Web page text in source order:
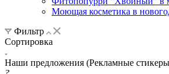
Моющая косметика в
Фильтр
Сортировка
Наши предложения (Рекламные стикеры